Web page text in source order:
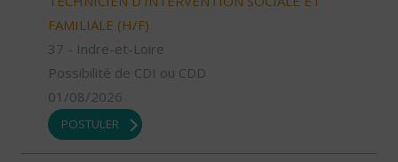
FAMILIALE (H/F)
37 - Indre-et-Loire
Possibilité de CDI ou CDD
01/08/2026
POSTULER